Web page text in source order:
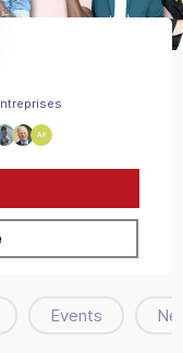
AK
Events